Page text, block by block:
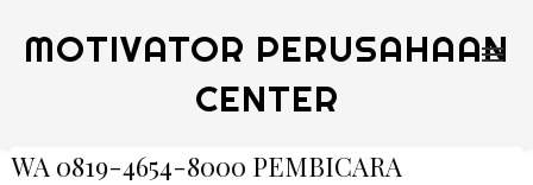
MOTIVATOR PERUSAHAAN
CENTER
WA 0819-4654-8000 PEMBICARA